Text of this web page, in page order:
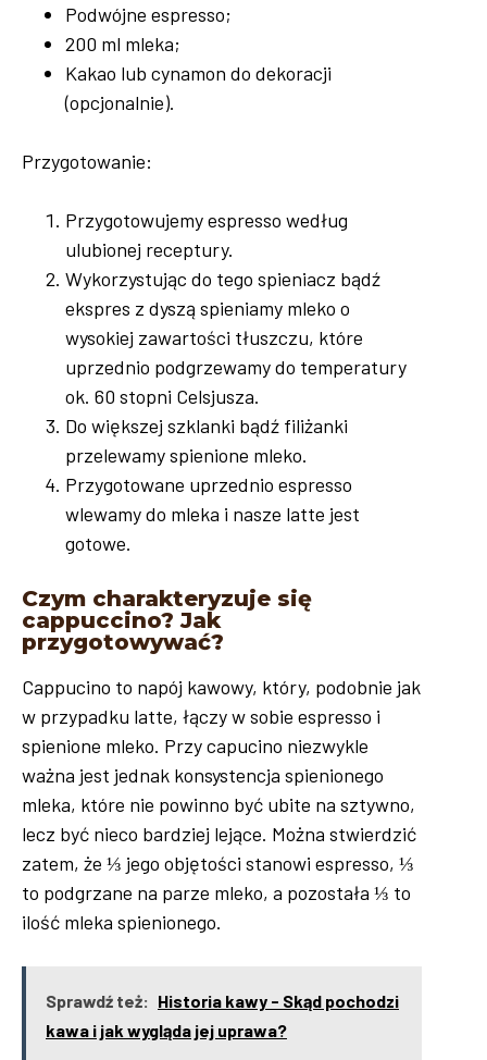
Podwójne espresso;
200 ml mleka;
Kakao lub cynamon do dekoracji
(opcjonalnie).
Przygotowanie:
Przygotowujemy espresso według
ulubionej receptury.
Wykorzystując do tego spieniacz bądź
ekspres z dyszą spieniamy mleko o
wysokiej zawartości tłuszczu, które
uprzednio podgrzewamy do temperatury
ok. 60 stopni Celsjusza.
Do większej szklanki bądź filiżanki
przelewamy spienione mleko.
Przygotowane uprzednio espresso
wlewamy do mleka i nasze latte jest
gotowe.
Czym charakteryzuje się
cappuccino? Jak
przygotowywać?
Cappucino to napój kawowy, który, podobnie jak
w przypadku latte, łączy w sobie espresso i
spienione mleko. Przy capucino niezwykle
ważna jest jednak konsystencja spienionego
mleka, które nie powinno być ubite na sztywno,
lecz być nieco bardziej lejące. Można stwierdzić
zatem, że ⅓ jego objętości stanowi espresso, ⅓
to podgrzane na parze mleko, a pozostała ⅓ to
ilość mleka spienionego.
Sprawdź też: Historia kawy - Skąd pochodzi
kawa i jak wygląda jej uprawa?